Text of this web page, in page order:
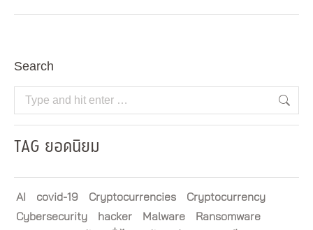
Search
Search:
TAG ยอดนิยม
AI covid-19 Cryptocurrencies
Cryptocurrency
Cybersecurity
hacker Malware
Ransomware